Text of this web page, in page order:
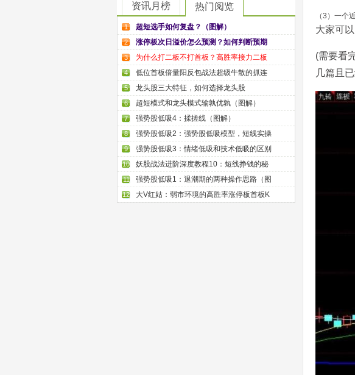
资讯月榜 热门阅览
1 超短选手如何复盘？（图解）
2 涨停板次日溢价怎么预测？如何判断预期
3 为什么打二板不打首板？高胜率接力二板
4 低位首板倍量阳反包战法超级牛散的抓连
5 龙头股三大特征，如何选择龙头股
6 超短模式和龙头模式输孰优孰（图解）
7 强势股低吸4：揉搓线（图解）
8 强势股低吸2：强势股低吸模型，短线实操
9 强势股低吸3：情绪低吸和技术低吸的区别
10 妖股战法进阶深度教程10：短线挣钱的秘
11 强势股低吸1：退潮期的两种操作思路（图
12 大V红姑：弱市环境的高胜率涨停板首板K
（3）一个
大家可
(需要看
几篇且